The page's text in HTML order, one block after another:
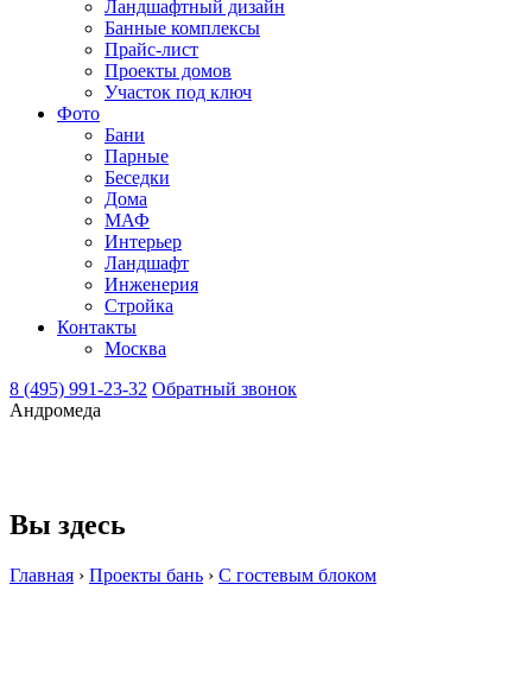
Ландшафтный дизайн
Банные комплексы
Прайс-лист
Проекты домов
Участок под ключ
Фото
Бани
Парные
Беседки
Дома
МАФ
Интерьер
Ландшафт
Инженерия
Стройка
Контакты
Москва
8 (495) 991-23-32 Обратный звонок
Андромеда
Вы здесь
Главная › Проекты бань › С гостевым блоком